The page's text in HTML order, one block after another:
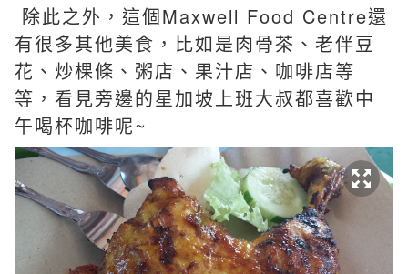
除此之外，這個Maxwell Food Centre還
有很多其他美食，比如是肉骨茶、老伴豆
花、炒棵條、粥店、果汁店、咖啡店等
等，看見旁邊的星加坡上班大叔都喜歡中
午喝杯咖啡呢~